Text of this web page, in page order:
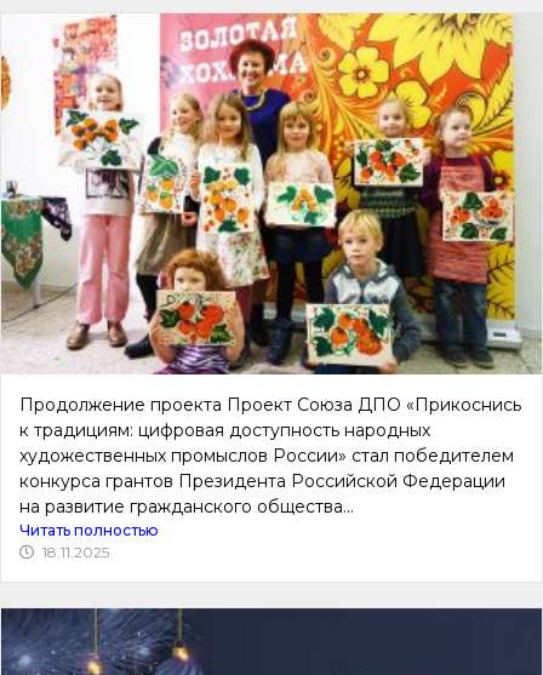
Продолжение проекта Проект Союза ДПО «Прикоснись
к традициям: цифровая доступность народных
художественных промыслов России» стал победителем
конкурса грантов Президента Российской Федерации
на развитие гражданского общества...
Читать полностью
18.11.2025